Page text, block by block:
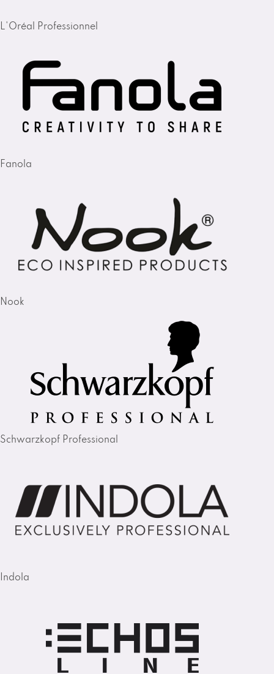
L'Oréal Professionnel
Fanola
Nook
Schwarzkopf Professional
Indola